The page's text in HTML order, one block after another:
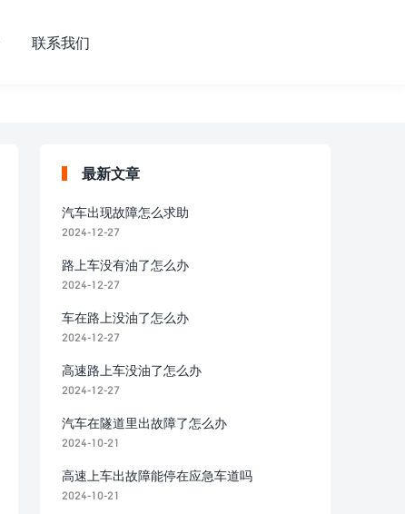
联系我们
最新文章
汽车出现故障怎么求助
2024-12-27
路上车没有油了怎么办
2024-12-27
车在路上没油了怎么办
2024-12-27
高速路上车没油了怎么办
2024-12-27
汽车在隧道里出故障了怎么办
2024-10-21
高速上车出故障能停在应急车道吗
2024-10-21